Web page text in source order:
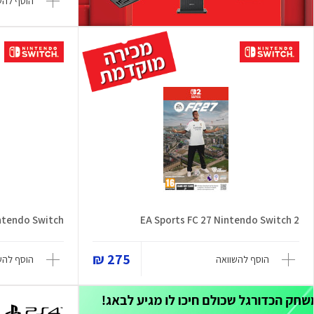
EA Sports FC 27 Nintendo Switch 2
הוסף להשוואה 275 ₪
Switch
הוסף